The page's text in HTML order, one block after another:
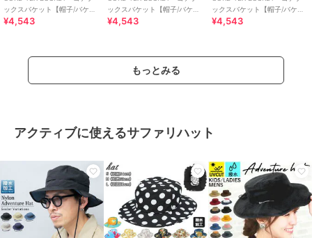
ックスバケット【帽子/バケッ
トハット/撥水/ゴアテックス/梅
¥4,543
ックスバケット【帽子/バケッ
トハット/撥水/ゴアテックス/梅
¥4,543
ックスバケット【帽子/バケッ
トハット/撥水/ゴアテックス/梅
¥4,543
もっとみる
アクティブに使えるサファリハット